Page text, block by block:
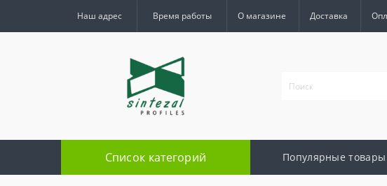
Наш адрес Время работы О магазине Доставка
Список категорий Популярные товары